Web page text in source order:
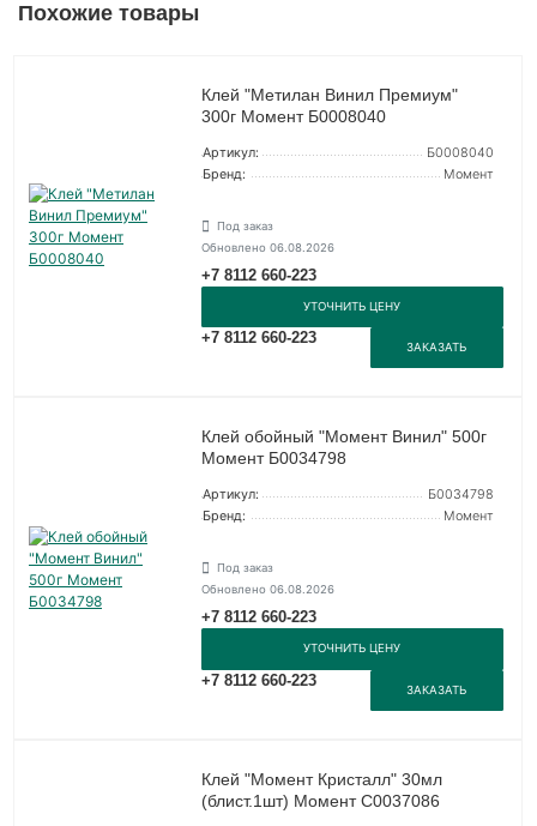
Похожие товары
Клей "Метилан Винил Премиум"
300г Момент Б0008040
Артикул:
Б0008040
Бренд:
Момент
Под заказ
Обновлено 06.08.2026
+7 8112 660-223
УТОЧНИТЬ ЦЕНУ
+7 8112 660-223
ЗАКАЗАТЬ
Клей обойный "Момент Винил" 500г
Момент Б0034798
Артикул:
Б0034798
Бренд:
Момент
Под заказ
Обновлено 06.08.2026
+7 8112 660-223
УТОЧНИТЬ ЦЕНУ
+7 8112 660-223
ЗАКАЗАТЬ
Клей "Момент Кристалл" 30мл
(блист.1шт) Момент C0037086